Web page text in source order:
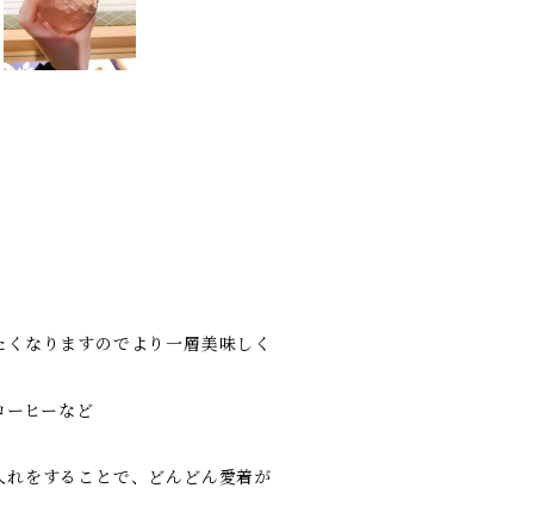
なりますのでより一層美味しく
ヒーなど
をすることで、どんどん愛着が